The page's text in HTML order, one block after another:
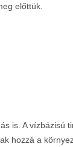
előttük.
is. A vízbázisú
hozzá a